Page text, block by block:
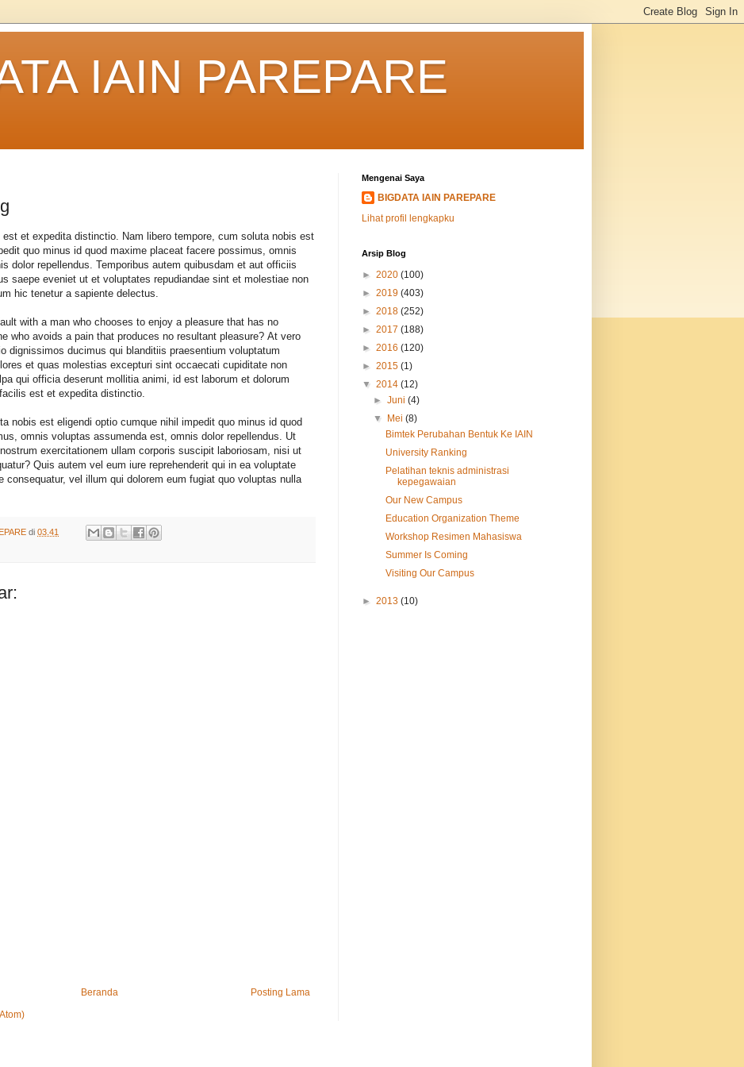
IAIN PAREPARE
et expedita distinctio. Nam libero tempore, cum soluta nobis est
quo minus id quod maxime placeat facere possimus, omnis
dolor repellendus. Temporibus autem quibusdam et aut officiis
saepe eveniet ut et voluptates repudiandae sint et molestiae non
hic tenetur a sapiente delectus.
with a man who chooses to enjoy a pleasure that has no
who avoids a pain that produces no resultant pleasure? At vero
dignissimos ducimus qui blanditiis praesentium voluptatum
et quas molestias excepturi sint occaecati cupiditate non
qui officia deserunt mollitia animi, id est laborum et dolorum
est et expedita distinctio.
nobis est eligendi optio cumque nihil impedit quo minus id quod
omnis voluptas assumenda est, omnis dolor repellendus. Ut
exercitationem ullam corporis suscipit laboriosam, nisi ut
Quis autem vel eum iure reprehenderit qui in ea voluptate
consequatur, vel illum qui dolorem eum fugiat quo voluptas nulla
di 03.41
Posting Lama
Beranda
Mengenai Saya
BIGDATA IAIN PAREPARE
Lihat profil lengkapku
Arsip Blog
► 2020 (100)
► 2019 (403)
► 2018 (252)
► 2017 (188)
► 2016 (120)
► 2015 (1)
▼ 2014 (12)
►Juni(4)
▼
Mei(8)
Bimtek Perubahan Bentuk Ke IAIN
University Ranking
Pelatihan teknis administrasi
kepegawaian
Our New Campus
Education Organization Theme
Workshop Resimen Mahasiswa
Summer Is Coming
Visiting Our Campus
► 2013 (10)